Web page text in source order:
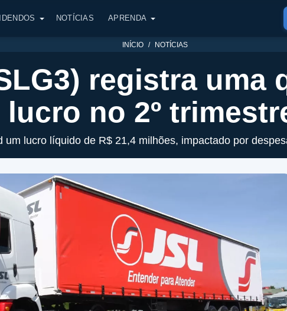
NOTÍCIAS APRENDA
INÍCIO NOTÍCIAS
registra uma
lucro no 2º
um lucro líquido de R$ 21,4 milhões, impactado por